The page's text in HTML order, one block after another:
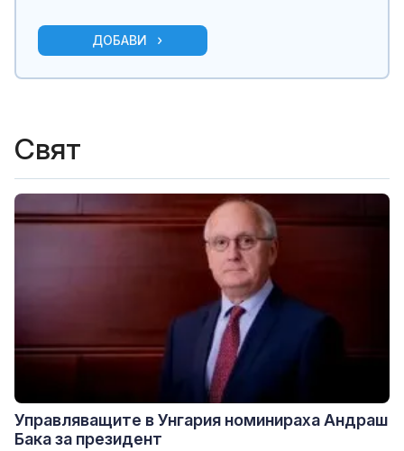
ДОБАВИ
Свят
Управляващите в Унгария номинираха Андраш
Бака за президент